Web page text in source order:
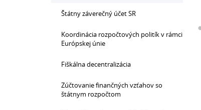
Štátny záverečný účet SR
Koordinácia rozpočtových politík v rámci
Európskej únie
Fiškálna decentralizácia
Zúčtovanie finančných vzťahov so
štátnym rozpočtom